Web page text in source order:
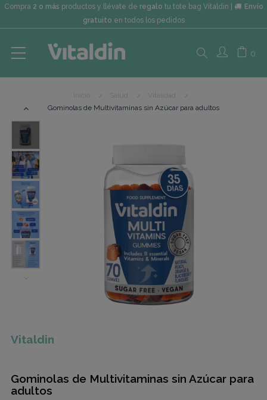
Compra 2 o más productos y llévate de regalo tu tote bag Vitaldin |
Envío
gratuito en todos los pedidos
Search 0
Vitalidad
Gominolas de Multivitaminas sin Azúcar para adultos
Vitaldin
Gominolas de Multivitaminas sin Azúcar para
adultos